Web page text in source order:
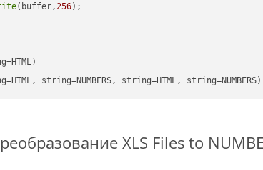
(buffer,256);
string=NUMBERS, string=HTML, string=NUMBERS)
XLS Files to